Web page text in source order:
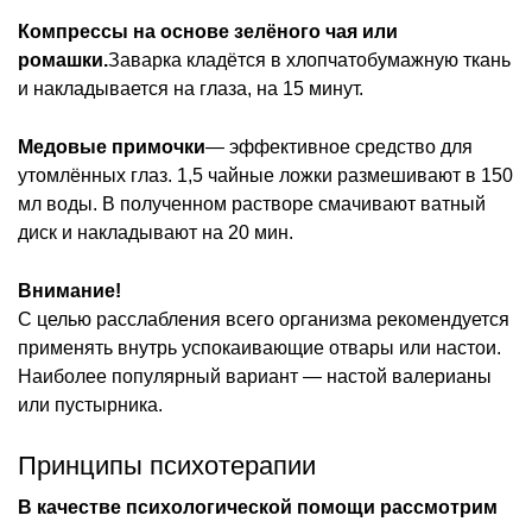
Компрессы на основе зелёного чая или
ромашки.Заварка кладётся в хлопчатобумажную ткань
и накладывается на глаза, на 15 минут.
Медовые примочки— эффективное средство для
утомлённых глаз. 1,5 чайные ложки размешивают в 150
мл воды. В полученном растворе смачивают ватный
диск и накладывают на 20 мин.
Внимание!
С целью расслабления всего организма рекомендуется
применять внутрь успокаивающие отвары или настои.
Наиболее популярный вариант — настой валерианы
или пустырника.
Принципы психотерапии
В качестве психологической помощи рассмотрим